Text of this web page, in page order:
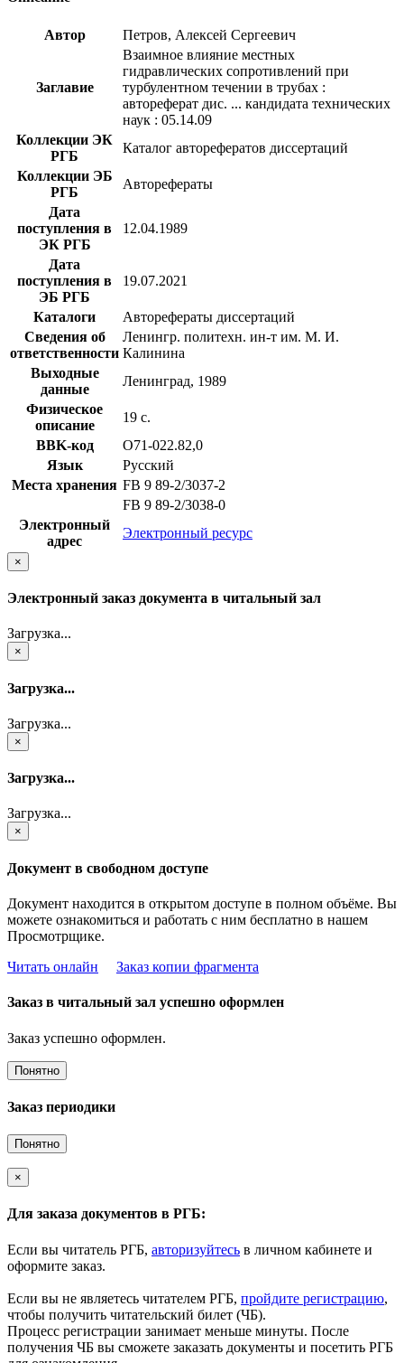
Автор Петров, Алексей Сергеевич
Заглавие
Взаимное влияние местных
гидравлических сопротивлений при
турбулентном течении в трубах :
автореферат дис. ... кандидата технических
наук : 05.14.09
Коллекции ЭК
РГБ
Каталог авторефератов диссертаций
Коллекции ЭБ
РГБ
Авторефераты
Дата
поступления в
ЭК РГБ
12.04.1989
Дата
поступления в
ЭБ РГБ
19.07.2021
Каталоги
Авторефераты диссертаций
Сведения об
ответственности
Ленингр. политехн. ин-т им. М. И.
Калинина
Выходные
данные
Ленинград, 1989
Физическое
описание
19 с.
BBK-код
О71-022.82,0
Язык
Русский
Места хранения FB 9 89-2/3037-2
FB 9 89-2/3038-0
Электронный
адрес
Электронный ресурс
×
Электронный заказ документа в читальный зал
Загрузка...
×
Загрузка...
Загрузка...
×
Загрузка...
Загрузка...
×
Документ в свободном доступе
Документ находится в открытом доступе в полном объёме. Вы
можете ознакомиться и работать с ним бесплатно в нашем
Просмотрщике.
Читать онлайн
Заказ копии фрагмента
Заказ в читальный зал успешно оформлен
Заказ успешно оформлен.
Понятно
Заказ периодики
Понятно
×
Для заказа документов в РГБ:
Если вы читатель РГБ, авторизуйтесь в личном кабинете и
оформите заказ.
Если вы не являетесь читателем РГБ, пройдите регистрацию,
чтобы получить читательский билет (ЧБ).
Процесс регистрации занимает меньше минуты. После
получения ЧБ вы сможете заказать документы и посетить РГБ